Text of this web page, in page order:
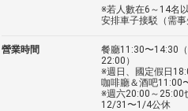
※若人數在6～14名
安排車子接駁（需事
營業時間
餐廳11:30〜14:30
22:00）
※週日、國定假日
咖啡廳＆酒吧11:00
※週六20:00～25:00
12/31〜1/4公休